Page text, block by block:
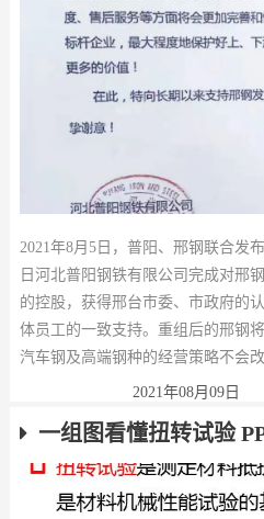
2021年8月5日，普阳、邢钢联合发
日河北普阳钢铁有限公司完成对邢
的控股，获得邢台市委、市政府的
体员工的一致支持。重组后的邢钢
汽车钢及高端钢种的经营策略不会
2021年08月09日
一组图看懂扭转试验